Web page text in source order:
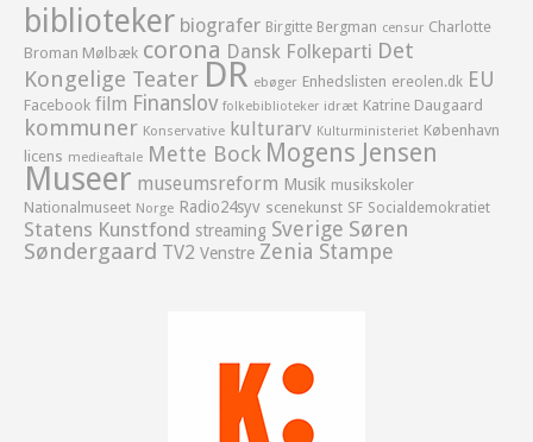
biblioteker biografer Birgitte Bergman censur Charlotte
Broman Mølbæk corona Dansk Folkeparti Det
Kongelige Teater DR ebøger Enhedslisten ereolen.dk EU
Facebook film Finanslov folkebiblioteker idræt Katrine Daugaard
kommuner Konservative kulturarv Kulturministeriet København
licens medieaftale Mette Bock Mogens Jensen
Museer museumsreform Musik musikskoler
Nationalmuseet Norge Radio24syv scenekunst SF Socialdemokratiet
Statens Kunstfond streaming Sverige Søren
Søndergaard TV2 Venstre Zenia Stampe